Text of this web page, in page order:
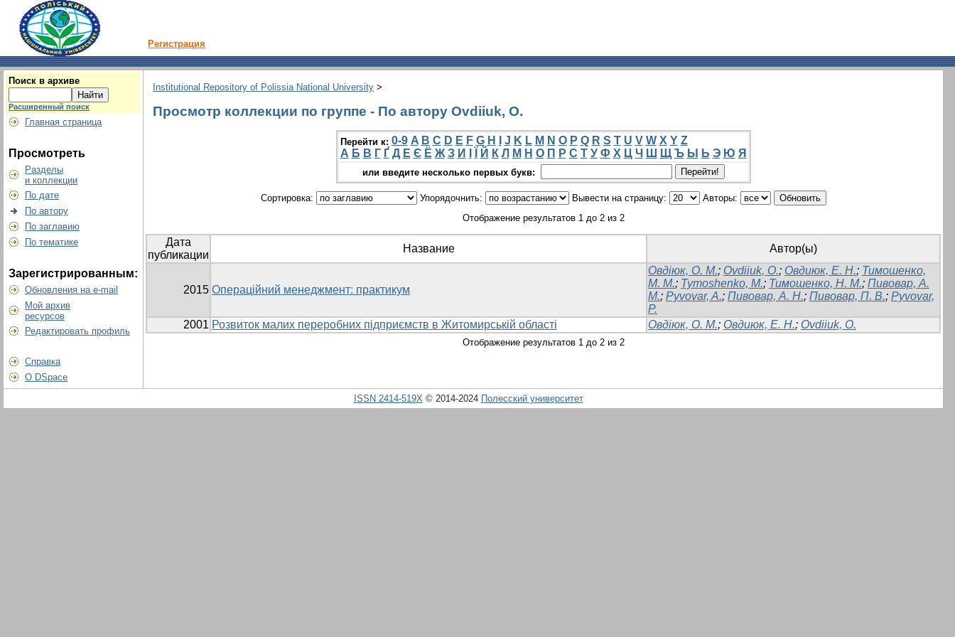
Регистрация
Поиск в архиве
Расширенный поиск
Главная страница
Просмотреть
Разделы
и коллекции
По дате
По автору
По заглавию
По тематике
Зарегистрированным:
Обновления на e-mail
Мой архив
ресурсов
Редактировать профиль
Справка
О DSpace
Institutional Repository of Polissia National University >
Просмотр коллекции по группе - По автору Ovdiiuk, O.
Перейти к: 0-9 A B C D E F G H J K L M N O P Q R S T U V W X Y Z
А Б В Г Ґ Д Е Є Ё Ж З И Й К Л М Н О П Р С Т У Ф Х Ц Ч Ш Щ Ъ Ы Ь Э Ю Я
или введите несколько первых букв:
Сортировка: Упорядочнить: Вывести на страницу:
Авторы:
Отображение результатов 1 до 2 из 2
Дата
публикации
Название Автор(ы)
2015 Операційний менеджмент: практикум
Овдіюк, О. М.; Ovdiiuk, O.; Овдиюк, Е. Н.; Тимошенко,
М. М.; Tymoshenko, M.; Тимошенко, Н. М.; Пивовар, А.
М.; Pyvovar, A.; Пивовар, А. Н.; Пивовар, П. В.; Pyvovar,
P.
2001 Розвиток малих переробних підприємств в Житомирській області Овдіюк, О. М.; Овдиюк, Е. Н.; Ovdiiuk, O.
Отображение результатов 1 до 2 из 2
ISSN 2414-519X© 2014-2024 Полесский университет